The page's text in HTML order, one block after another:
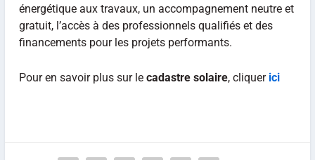
énergétique aux travaux, un accompagnement neutre et
gratuit, l’accès à des professionnels qualifiés et des
financements pour les projets performants.
Pour en savoir plus sur le cadastre solaire, cliquer ici